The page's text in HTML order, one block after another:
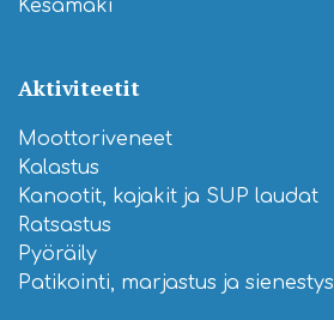
Kesämäki
Aktiviteetit
Moottoriveneet
Kalastus
Kanootit, kajakit ja SUP laudat
Ratsastus
Pyöräily
Patikointi, marjastus ja sienestys